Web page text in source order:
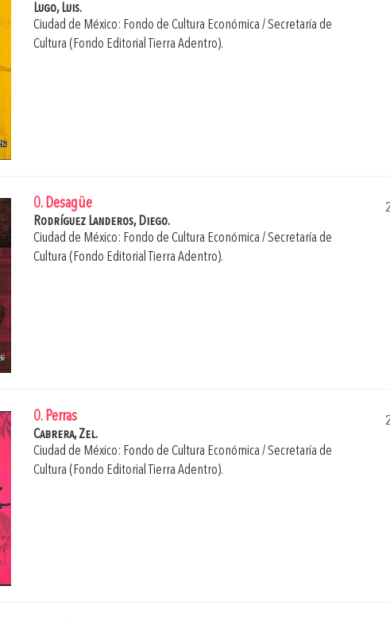
Lugo, Luis.
Ciudad de México: Fondo de Cultura Económica / Secretaría de
Cultura (Fondo Editorial Tierra Adentro).
0. Desagüe
Rodríguez Landeros, Diego.
Ciudad de México: Fondo de Cultura Económica / Secretaría de
Cultura (Fondo Editorial Tierra Adentro).
0. Perras
Cabrera, Zel.
Ciudad de México: Fondo de Cultura Económica / Secretaría de
Cultura (Fondo Editorial Tierra Adentro).